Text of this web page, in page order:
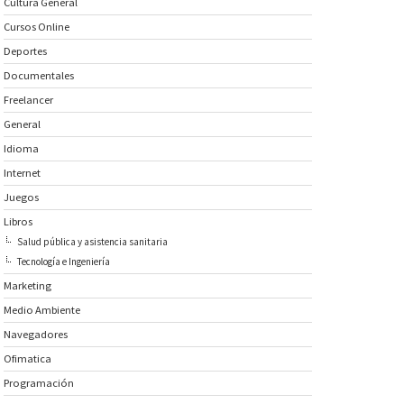
Cursos Online
Deportes
Documentales
Freelancer
General
Idioma
Internet
Juegos
Libros
Salud pública y asistencia sanitaria
Tecnología e Ingeniería
Marketing
Medio Ambiente
Navegadores
Ofimatica
Programación